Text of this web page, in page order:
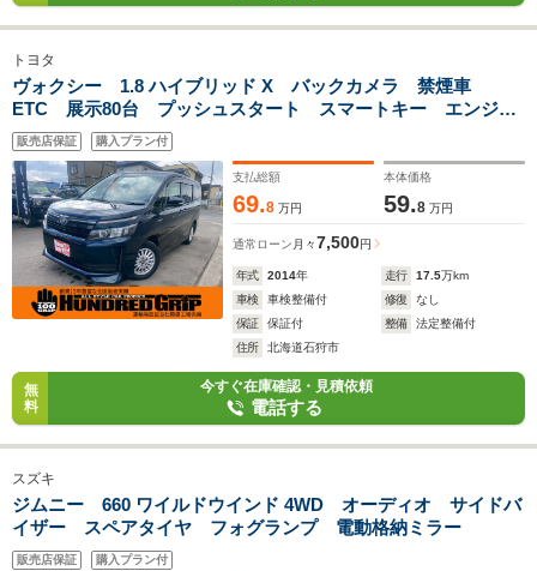
トヨタ
ヴォクシー 1.8 ハイブリッド X バックカメラ 禁煙車
ETC 展示80台 プッシュスタート スマートキー エンジン
スターター アイドリングストップ 3列シート ウォークス
ルー パワースライドドア 盗難防止装置 純正ホイール
販売店保証 購入プラン付
支払総額
69.8 万円
本体価格
59.8 万円
通常ローン 月々7,500円
年式 2014年 走行 17.5万km
車検
車検整備付 修復
なし
保証
保証付 整備
法定整備付
住所
北海道石狩市
無
料
今すぐ在庫確認・見積依頼
電話する
スズキ
ジムニー 660 ワイルドウインド 4WD オーディオ サイドバ
イザー スペアタイヤ フォグランプ 電動格納ミラー
販売店保証 購入プラン付